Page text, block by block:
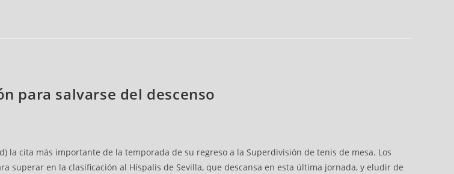
para salvarse del descenso
la cita más importante de la temporada de su regreso a la Superdivisión de tenis de mesa. Los
superar en la clasificación al Híspalis de Sevilla, que descansa en esta última jornada, y eludir de